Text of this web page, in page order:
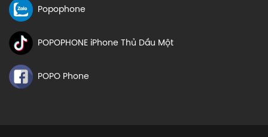
Popophone
POPOPHONE iPhone Thủ Dầu Một
POPO Phone